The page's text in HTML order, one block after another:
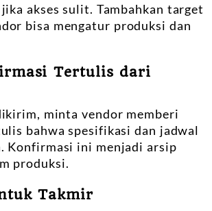
akses sulit. Tambahkan target
bisa mengatur produksi dan
Tertulis dari
minta vendor memberi
bahwa spesifikasi dan jadwal
Konfirmasi ini menjadi arsip
produksi.
Takmir